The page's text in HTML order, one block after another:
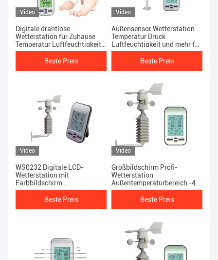
Video
Digitale drahtlose
Wetterstation für Zuhause
Temperatur Luftfeuchtigkeit
Windgeschwindigkeit und
Beste Preis
Video
Außensensor Wetterstation
Temperatur Druck
Luftfeuchtigkeit und mehr für
Profis
Beste Preis
Video
WS0232 Digitale LCD-
Wetterstation mit
Farbbildschirm
Feuchtebereich 20% bis 90%
FernsichtdatenBeste Preis
Video
Großbildschirm Profi-
Wetterstation
Außentemperaturbereich -40
bis 60 ° C
Beste Preis